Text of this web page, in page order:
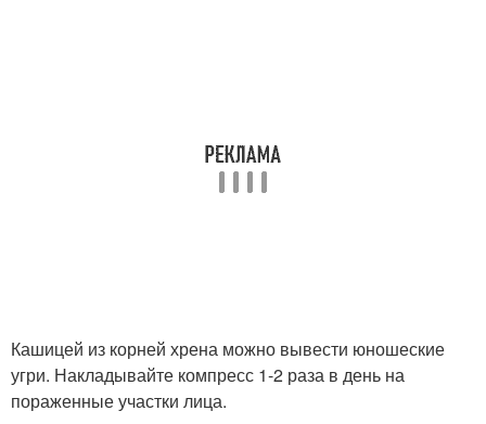
Кашицей из корней хрена можно вывести юношеские
угри. Накладывайте компресс 1-2 раза в день на
пораженные участки лица.